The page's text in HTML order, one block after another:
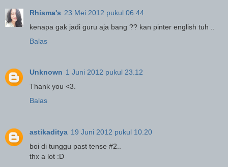
Rhisma's 23 Mei 2012 pukul 06.44
kenapa gak jadi guru aja bang ?? kan pinter english tuh ..
Balas
Unknown 1 Juni 2012 pukul 23.12
Thank you <3.
Balas
astikaditya 19 Juni 2012 pukul 10.20
boi di tunggu past tense #2..
thx a lot :D